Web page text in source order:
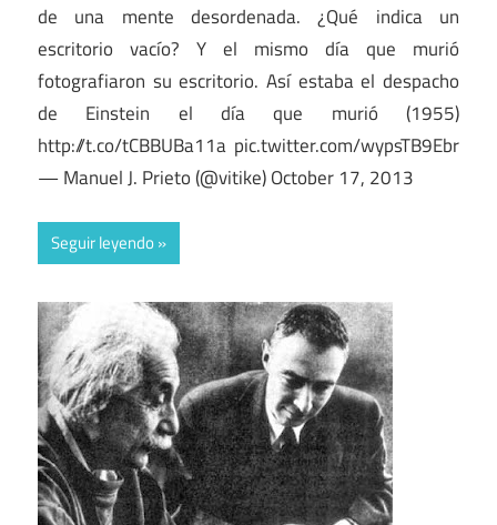
de una mente desordenada. ¿Qué indica un
escritorio vacío? Y el mismo día que murió
fotografiaron su escritorio. Así estaba el despacho
de Einstein el día que murió (1955)
http://t.co/tCBBUBa11a pic.twitter.com/wypsTB9Ebr
— Manuel J. Prieto (@vitike) October 17, 2013
Seguir leyendo